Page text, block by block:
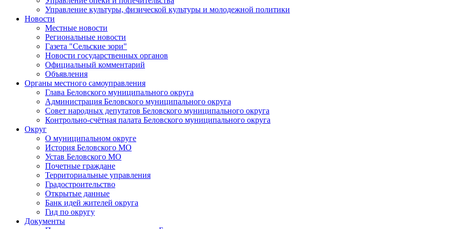
Управление культуры, физической культуры и молодежной политики
Новости
Местные новости
Региональные новости
Газета "Сельские зори"
Новости государственных органов
Официальный комментарий
Объявления
Органы местного самоуправления
Глава Беловского муниципального округа
Администрация Беловского муниципального округа
Совет народных депутатов Беловского муниципального округа
Контрольно-счётная палата Беловского муниципального округа
Округ
О муниципальном округе
История Беловского МО
Устав Беловского МО
Почетные граждане
Территориальные управления
Градостроительство
Открытые данные
Банк идей жителей округа
Гид по округу
Документы